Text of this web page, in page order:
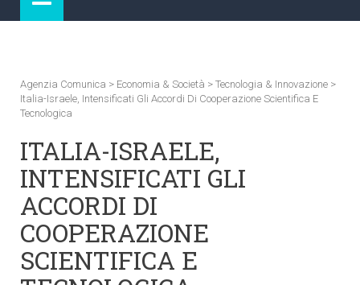
Agenzia Comunica > Economia & Società > Tecnologia & Innovazione >
Italia-Israele, Intensificati Gli Accordi Di Cooperazione Scientifica E
Tecnologica
ITALIA-ISRAELE,
INTENSIFICATI GLI
ACCORDI DI
COOPERAZIONE
SCIENTIFICA E